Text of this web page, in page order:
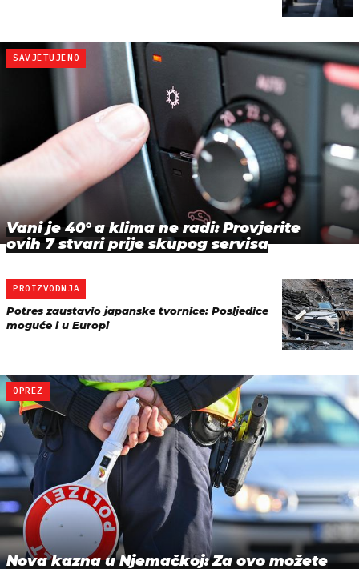
SAVJETUJEMO
Vani je 40° a klima ne radi: Provjerite
ovih 7 stvari prije skupog servisa
PROIZVODNJA
Potres zaustavio japanske tvornice: Posljedice
moguće i u Europi
OPREZ
Nova kazna u Njemačkoj: Za ovo možete